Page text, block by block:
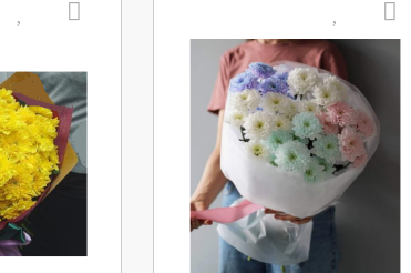
Выберите количество:
Продолжить